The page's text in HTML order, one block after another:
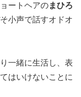
ートヘアのまひろ
小声で話すオドオ
一緒に生活し、表
はいけないことに